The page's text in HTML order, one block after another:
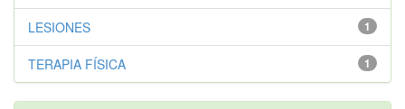
1
LESIONES
1
TERAPIA FÍSICA